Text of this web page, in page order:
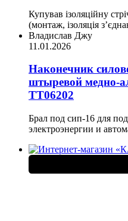
Купував ізоляційну
(монтаж, ізоляція
Владислав Джу
11.01.2026
Наконечник
штыревой медно-
ТТ06202
Брал под сип-16 для
электроэнергии и